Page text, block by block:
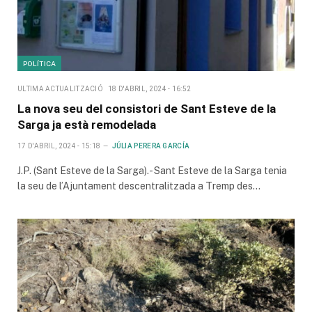
POLÍTICA
ULTIMA ACTUALITZACIÓ 18 D'ABRIL, 2024 - 16:52
La nova seu del consistori de Sant Esteve de la
Sarga ja està remodelada
17 D'ABRIL, 2024 - 15:18 JÚLIA PERERA GARCÍA
J.P. (Sant Esteve de la Sarga).- Sant Esteve de la Sarga tenia
la seu de l’Ajuntament descentralitzada a Tremp des…